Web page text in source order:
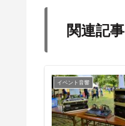
関連記事
イベント音響